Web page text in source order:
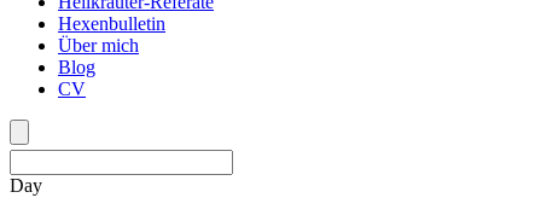
Hexenbulletin
Über mich
Blog
CV
Day